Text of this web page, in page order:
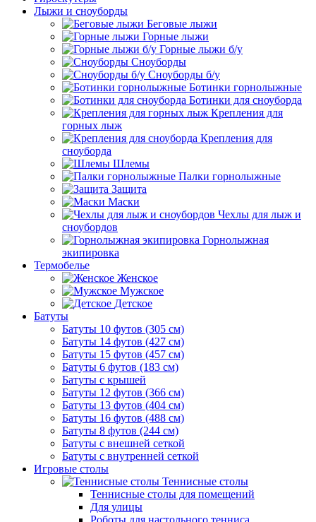
Лыжи и сноуборды
Беговые лыжи
Горные лыжи
Горные лыжи б/у
Сноуборды
Сноуборды б/у
Ботинки горнолыжные
Ботинки для сноуборда
Крепления для
горных лыж
Крепления для
сноуборда
Шлемы
Палки горнолыжные
Защита
Маски
Чехлы для лыж и
сноубордов
Горнолыжная
экипировка
Термобелье
Женское
Мужское
Детское
Батуты
Батуты 10 футов (305 см)
Батуты 14 футов (427 см)
Батуты 15 футов (457 см)
Батуты 6 футов (183 см)
Батуты с крышей
Батуты 12 футов (366 см)
Батуты 13 футов (404 см)
Батуты 16 футов (488 см)
Батуты 8 футов (244 см)
Батуты с внешней сеткой
Батуты с внутренней сеткой
Игровые столы
Теннисные столы
Теннисные столы для помещений
Для улицы
Роботы для настольного тенниса